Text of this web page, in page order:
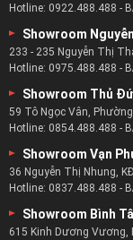
Hotline: 0922.488.488 -
Showroom
233 - 235 Nguyễn Thị
Hotline: 0975.488.488 -
Showroom Thủ
59 Tô Ngọc Vân,
Hotline: 0854.488.488 -
Showroom Vạn
36 Nguyễn Thị Nhung,
Hotline: 0837.488.488 -
Showroom Bình
615 Kinh Dương Vương,